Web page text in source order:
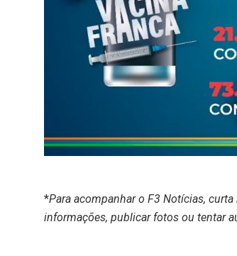
*Para acompanhar o F3 Notícias,
informações, publicar fotos ou tentar